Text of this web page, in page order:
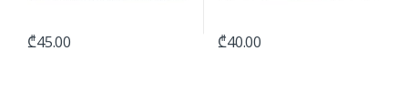
₾45.00 ₾40.00